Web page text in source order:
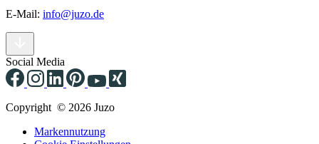
E-Mail: info@juzo.de
Social Media
Copyright © 2026 Juzo
Markennutzung